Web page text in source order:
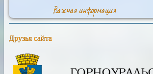
Важная информация
Друзья сайта